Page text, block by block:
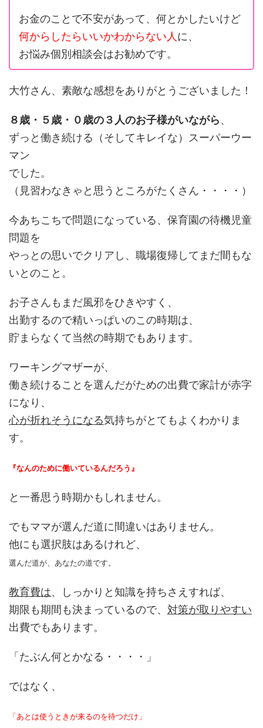
お金のことで不安があって、何とかしたいけど
何からしたらいいかわからない人 に、
お悩み個別相談会はお勧めです。
大竹さん、素敵な感想をありがとうございました！
８歳・５歳・０歳の３人のお子様がいながら、
ずっと働き続ける（そしてキレイな）スーパーウー
マン
でした。
（見習わなきゃと思うところがたくさん・・・・）
今あちこちで問題になっている、保育園の待機児童
問題を
やっとの思いでクリアし、職場復帰してまだ間もな
いとのこと。
お子さんもまだ風邪をひきやすく、
出勤するので精いっぱいのこの時期は、
貯まらなくて当然の時期でもあります。
ワーキングマザーが、
働き続けることを選んだがための出費で家計が赤字
になり、
心が折れそうになる気持ちがとてもよくわかりま
す。
『なんのために働いているんだろう』
と一番思う時期かもしれません。
でもママが選んだ道に間違いはありません。
他にも選択肢はあるけれど、
選んだ道が、あなたの道です。
教育費は、しっかりと知識を持ちさえすれば、
期限も期間も決まっているので、 対策が取りやすい
出費でもあります。
「たぶん何とかなる・・・・」
ではなく、
「あとは使うときが来るのを待つだけ」